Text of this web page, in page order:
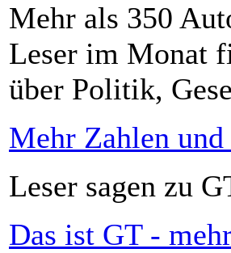
Mehr als 350
Leser im Monat
über Politik,
Mehr Zahlen und
Leser sagen zu
Das ist GT -